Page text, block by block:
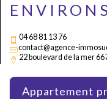
ENVIRONS
04 68 81 13 76
contact@agence-
22 boulevard de la mer
appartement